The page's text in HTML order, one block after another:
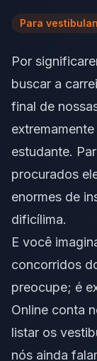
Para
Por
buscar a
final de
estudante.
procurados
enormes de
dificílima.
E você
concorridos
preocupe; é
Online conta
listar os
nós ainda